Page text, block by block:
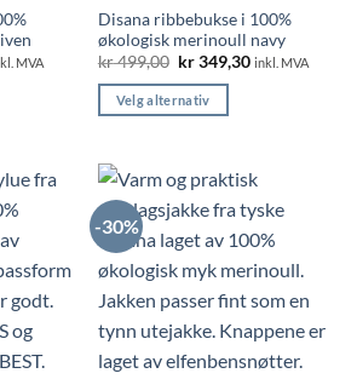
MVA
Disana ribbebukse i 100%
økologisk merinoull navy
kr499,00 Opprinnelig
var:
kr 499,00.
kr349,30Nåværende
inkl. MVA
Velg alternativ
har
flere
varianter.
Alternativene
kan
velges
på
produktsiden
-30%